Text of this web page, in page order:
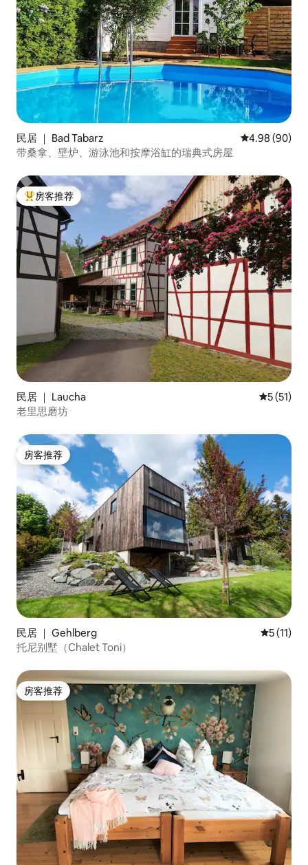
民居 ｜ Bad Tabarz 平均评分 4.98
4.98 (90)
带桑拿、壁炉、游泳池和按摩浴缸的瑞典式房屋
热门「房客推荐」
房客推荐
民居 ｜ Laucha 平均评分
5 (51)
老里思磨坊
房客推荐
房客推荐
民居 ｜ Gehlberg 平均评分
5 (11)
托尼别墅（Chalet Toni）
房客推荐
房客推荐